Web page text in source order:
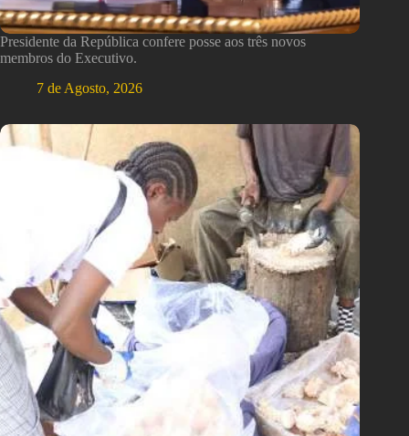
Presidente da República confere posse aos três novos
membros do Executivo.
7 de Agosto, 2026